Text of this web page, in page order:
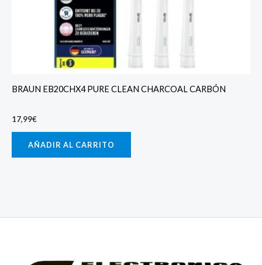
BRAUN EB20CHX4 PURE CLEAN CHARCOAL CARBÓN
17,99€
AÑADIR AL CARRITO